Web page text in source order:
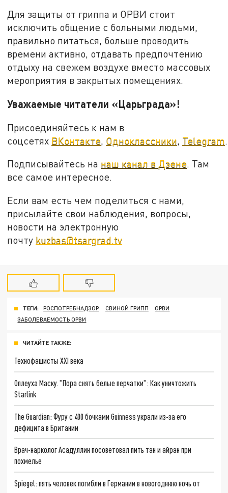
Для защиты от гриппа и ОРВИ стоит
исключить общение с больными людьми,
правильно питаться, больше проводить
времени активно, отдавать предпочтению
отдыху на свежем воздухе вместо массовых
мероприятия в закрытых помещениях.
Уважаемые читатели «Царьграда»!
Присоединяйтесь к нам в
соцсетях ВКонтакте Одноклассники Telegram
Подписывайтесь на наш канал в Дзене. Там
все самое интересное.
Если вам есть чем поделиться с нами,
присылайте свои наблюдения, вопросы,
новости на электронную
почту kuzbas@tsargrad.tv
ТЕГИ: РОСПОТРЕБНАДЗОР СВИНОЙ ГРИПП
ОРВИ
ЗАБОЛЕВАЕМОСТЬ ОРВИ
ЧИТАЙТЕ ТАКЖЕ:
Технофашисты XXI века
Оплеуха Маску. "Пора снять белые перчатки": Как уничтожить
Starlink
The Guardian: Фуру с 400 бочками Guinness украли из-за его
дефицита в Британии
Врач-нарколог Асадуллин посоветовал пить тан и айран при
похмелье
Spiegel: пять человек погибли в Германии в новогоднюю ночь от